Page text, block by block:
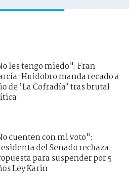
les tengo miedo": Fran
Huidobro manda recado a
de ’La Cofradía’ tras brutal
cuenten con mi voto":
del Senado rechaza
para suspender por 5
Ley Karin